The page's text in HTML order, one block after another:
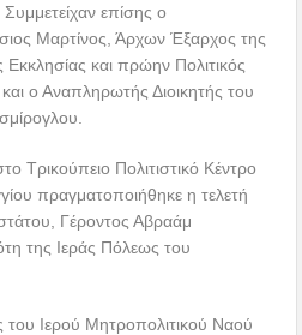
επίσης ο
Μαρτίνος, Άρχων Έξαρχος της
και πρώην Πολιτικός
ο Αναπληρωτής Διοικητής του
Τρικούπειο Πολιτιστικό Κέντρο
πραγματοποιήθηκε η τελετή
Γέροντος Αβραάμ
της Ιεράς Πόλεως του
του Ιερού Μητροπολιτικού Ναού